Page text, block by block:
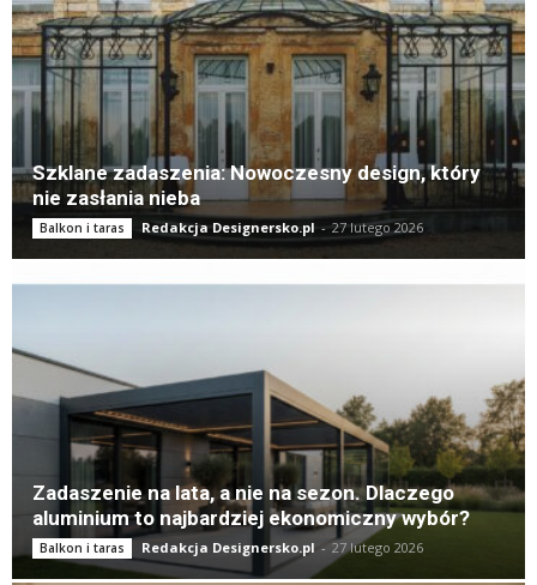
Szklane zadaszenia: Nowoczesny design, który
nie zasłania nieba
Balkon i taras Redakcja Designersko.pl - 27 lutego 2026
Zadaszenie na lata, a nie na sezon. Dlaczego
aluminium to najbardziej ekonomiczny wybór?
Balkon i taras Redakcja Designersko.pl - 27 lutego 2026